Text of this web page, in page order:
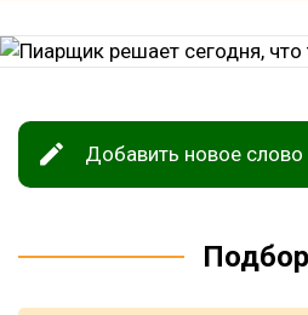
Добавить новое слово